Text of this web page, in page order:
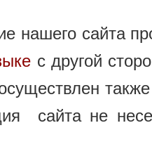
нашего сайта
с другой
сайта не